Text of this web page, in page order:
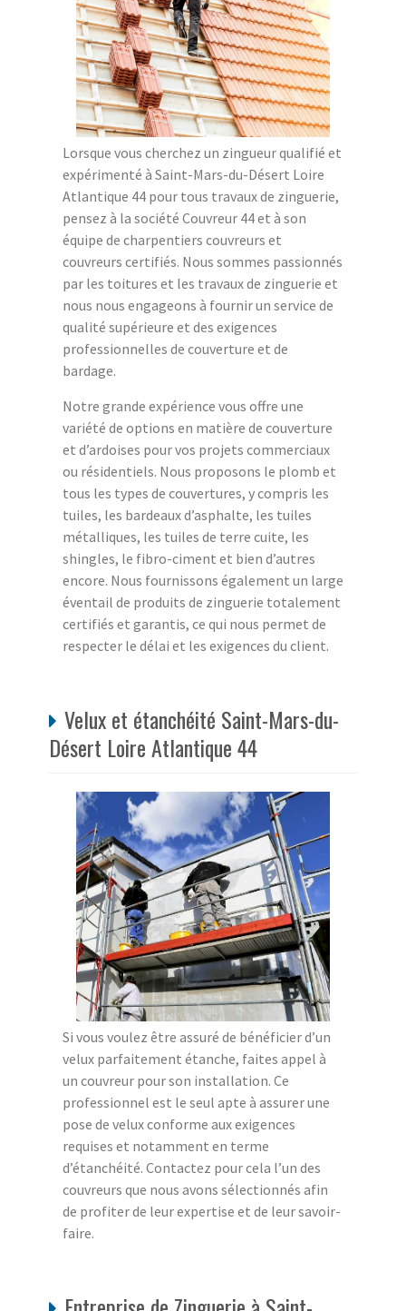
Lorsque vous cherchez un zingueur qualifié et
expérimenté à Saint-Mars-du-Désert Loire
Atlantique 44 pour tous travaux de zinguerie,
pensez à la société Couvreur 44 et à son
équipe de charpentiers couvreurs et
couvreurs certifiés. Nous sommes passionnés
par les toitures et les travaux de zinguerie et
nous nous engageons à fournir un service de
qualité supérieure et des exigences
professionnelles de couverture et de
bardage.
Notre grande expérience vous offre une
variété de options en matière de couverture
et d’ardoises pour vos projets commerciaux
ou résidentiels. Nous proposons le plomb et
tous les types de couvertures, y compris les
tuiles, les bardeaux d’asphalte, les tuiles
métalliques, les tuiles de terre cuite, les
shingles, le fibro-ciment et bien d’autres
encore. Nous fournissons également un large
éventail de produits de zinguerie totalement
certifiés et garantis, ce qui nous permet de
respecter le délai et les exigences du client.
Velux et étanchéité Saint-Mars-du-
Désert Loire Atlantique 44
Si vous voulez être assuré de bénéficier d’un
velux parfaitement étanche, faites appel à
un couvreur pour son installation. Ce
professionnel est le seul apte à assurer une
pose de velux conforme aux exigences
requises et notamment en terme
d’étanchéité. Contactez pour cela l’un des
couvreurs que nous avons sélectionnés afin
de profiter de leur expertise et de leur savoir-
faire.